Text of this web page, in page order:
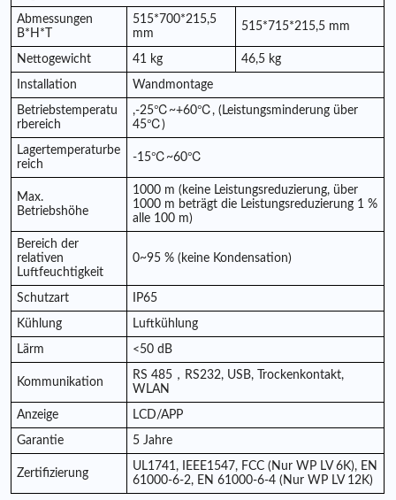
Abmessungen
B*H*T
515*700*215,5
mm
515*715*215,5 mm
Nettogewicht 41 kg 46,5 kg
Installation Wandmontage
Betriebstemperatu
rbereich
,-25℃~+60℃, (Leistungsminderung über
45℃)
Lagertemperaturbe
reich
-15℃~60℃
Max.
Betriebshöhe
1000 m (keine Leistungsreduzierung, über
1000 m beträgt die Leistungsreduzierung 1 %
alle 100 m)
Bereich der
relativen
Luftfeuchtigkeit
0~95 % (keine Kondensation)
Schutzart IP65
Kühlung Luftkühlung
Lärm <50 dB
Kommunikation
RS 485 ， RS232, USB, Trockenkontakt,
WLAN
Anzeige LCD/APP
Garantie 5 Jahre
Zertifizierung
UL1741, IEEE1547, FCC (Nur WP LV 6K), EN
61000-6-2, EN 61000-6-4 (Nur WP LV 12K)